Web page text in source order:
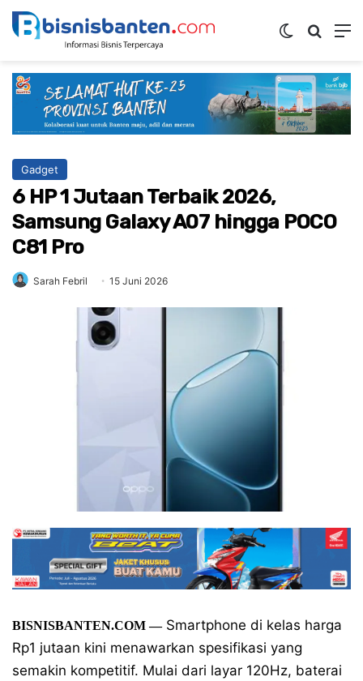
Switch skin
Gadget
6 HP 1 Jutaan Terbaik 2026,
Samsung Galaxy A07 hingga POCO
C81 Pro
Sarah Febril 15 Juni 2026
BISNISBANTEN.COM—Smartphone di kelas harga
Rp1 jutaan kini menawarkan spesifikasi yang
semakin kompetitif. Mulai dari layar 120Hz, baterai